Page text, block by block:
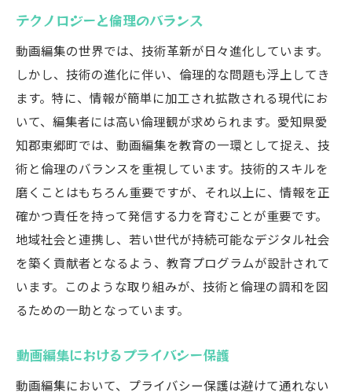
テクノロジーと倫理のバランス
動画編集の世界では、技術革新が日々進化しています。
しかし、技術の進化に伴い、倫理的な問題も浮上してき
ます。特に、情報が簡単に加工され拡散される現代にお
いて、編集者には高い倫理観が求められます。愛知県愛
知郡東郷町では、動画編集を教育の一環として捉え、技
術と倫理のバランスを重視しています。技術的スキルを
磨くことはもちろん重要ですが、それ以上に、情報を正
確かつ責任を持って発信する力を育むことが重要です。
地域社会と連携し、若い世代が持続可能なデジタル社会
を築く貢献者となるよう、教育プログラムが設計されて
います。このような取り組みが、技術と倫理の調和を図
るための一助となっています。
動画編集におけるプライバシー保護
動画編集において、プライバシー保護は避けて通れない